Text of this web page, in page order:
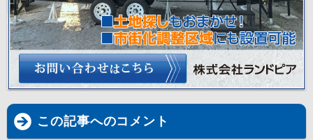
この記事へのコメント